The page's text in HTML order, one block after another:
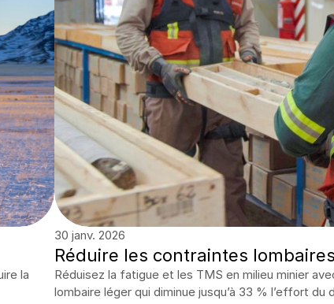
la
30 janv. 2026
Réduire les contraintes
Réduisez la fatigue et les TMS en milieu minier
lombaire léger qui diminue jusqu’à 33 % l’effort du